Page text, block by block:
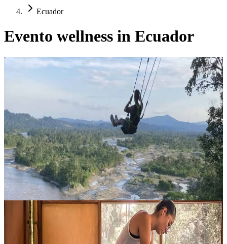
Ecuador
Evento wellness in Ecuador
ALLUNGA IL TUO SOGGIORNO NELL’AMAZZONIA
REGALATI TRE GIORNI IN PIÙ DI NATURA E CULTURA
AMAZZONICA Aggiungi tre giorni al tuo ritiro Feather Crown e
scopri più a fondo la regione circostante grazie a e...
350,00 USD
25 ottobre 2026 17:00
Santa Clara, Ecuador
Notte con le Donne di Luna